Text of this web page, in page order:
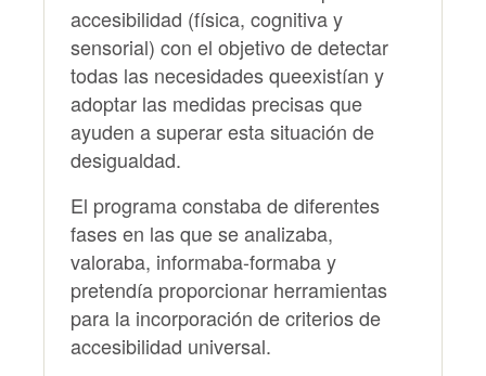
accesibilidad (física, cognitiva y
sensorial) con el objetivo de detectar
todas las necesidades queexistían y
adoptar las medidas precisas que
ayuden a superar esta situación de
desigualdad.
El programa constaba de diferentes
fases en las que se analizaba,
valoraba, informaba-formaba y
pretendía proporcionar herramientas
para la incorporación de criterios de
accesibilidad universal.